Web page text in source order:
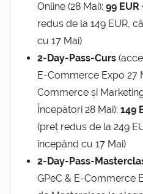
Online (28 Mai): 99
redus de la 149 EUR,
cu 17 Mai)
2-Day-Pass-Curs
E-Commerce Expo 27
Commerce și
Începători 28 Mai): 149
(preț redus de la 249
începând cu 17 Mai)
2-Day-Pass-
GPeC & E-Commerce